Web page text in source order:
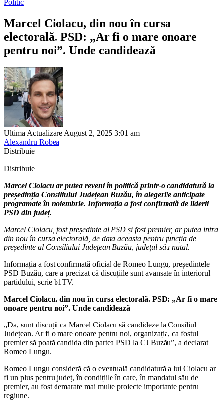
Politic
Marcel Ciolacu, din nou în cursa
electorală. PSD: „Ar fi o mare onoare
pentru noi”. Unde candidează
Ultima Actualizare August 2, 2025 3:01 am
Alexandru Robea
Distribuie
Distribuie
Marcel Ciolacu ar putea reveni în politică printr-o candidatură la
președinția Consiliului Județean Buzău, în alegerile anticipate
programate în noiembrie. Informația a fost confirmată de liderii
PSD din județ.
Marcel Ciolacu, fost președinte al PSD și fost premier, ar putea intra
din nou în cursa electorală, de data aceasta pentru funcția de
președinte al Consiliului Județean Buzău, județul său natal.
Informația a fost confirmată oficial de Romeo Lungu, președintele
PSD Buzău, care a precizat că discuțiile sunt avansate în interiorul
partidului, scrie b1TV.
Marcel Ciolacu, din nou în cursa electorală. PSD: „Ar fi o mare
onoare pentru noi”. Unde candidează
„Da, sunt discuții ca Marcel Ciolacu să candideze la Consiliul
Județean. Ar fi o mare onoare pentru noi, organizația, ca fostul
premier să poată candida din partea PSD la CJ Buzău”, a declarat
Romeo Lungu.
Romeo Lungu consideră că o eventuală candidatură a lui Ciolacu ar
fi un plus pentru județ, în condițiile în care, în mandatul său de
premier, au fost demarate mai multe proiecte importante pentru
regiune.